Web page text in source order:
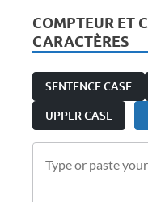
COMPTEUR ET
CARACTÈRES
SENTENCE CASE
UPPER CASE